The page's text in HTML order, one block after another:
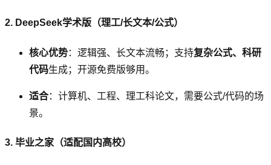
2. DeepSeek学术版（理工/长文本/公式）
核心优势：逻辑强、长文本流畅；支持复杂公式、科研
代码生成；开源免费版够用。
适合：计算机、工程、理工科论文，需要公式/代码的场
景。
3. 毕业之家（适配国内高校）